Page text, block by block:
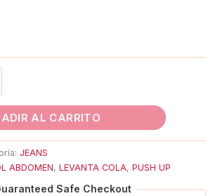
AL CARRITO
JEANS
ABDOMEN, LEVANTA COLA, PUSH UP
Safe Checkout